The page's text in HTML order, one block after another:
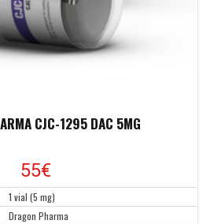
CJC-1295 DAC 5MG
55€
1 vial (5 mg)
Dragon Pharma